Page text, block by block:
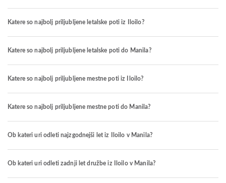
Katere so najbolj priljubljene letalske poti iz Iloilo?
Katere so najbolj priljubljene letalske poti do Manila?
Katere so najbolj priljubljene mestne poti iz Iloilo?
Katere so najbolj priljubljene mestne poti do Manila?
Ob kateri uri odleti najzgodnejši let iz Iloilo v Manila?
Ob kateri uri odleti zadnji let družbe iz Iloilo v Manila?